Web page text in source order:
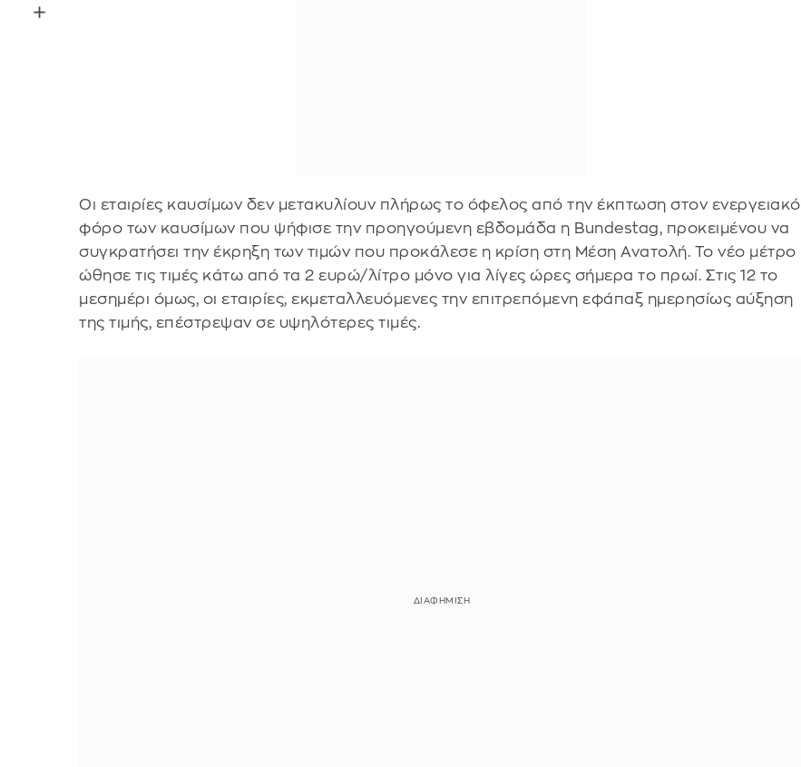
Οι εταιρίες καυσίμων δεν μετακυλίουν πλήρως το όφελος από την έκπτωση στον ενεργειακό
φόρο των καυσίμων που ψήφισε την προηγούμενη εβδομάδα η Bundestag, προκειμένου να
συγκρατήσει την έκρηξη των τιμών που προκάλεσε η κρίση στη Μέση Ανατολή. Το νέο μέτρο
ώθησε τις τιμές κάτω από τα 2 ευρώ/λίτρο μόνο για λίγες ώρες σήμερα το πρωί. Στις 12 το
μεσημέρι όμως, οι εταιρίες, εκμεταλλευόμενες την επιτρεπόμενη εφάπαξ ημερησίως αύξηση
της τιμής, επέστρεψαν σε υψηλότερες τιμές.